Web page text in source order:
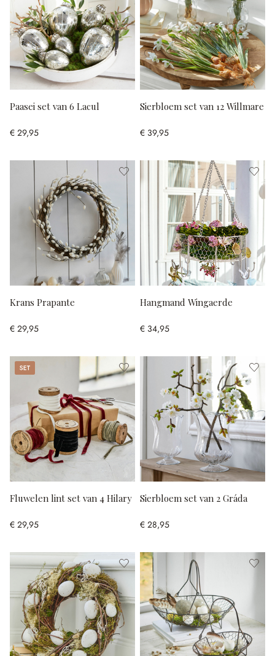
Paasei set van 6 Lacul
€ 29,95
Sierbloem set van 12 Willmare
€ 39,95
Krans Prapante
€ 29,95
Hangmand Wingaerde
€ 34,95
Set
Fluwelen lint set van 4 Hilary
€ 29,95
Sierbloem set van 2 Gráda
€ 28,95